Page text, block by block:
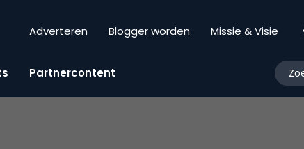
Adverteren Blogger worden Missie & Visie
Partnercontent